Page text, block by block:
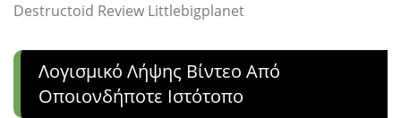
Destructoid Review Littlebigplanet
Λογισμικό Λήψης Βίντεο Από
Οποιονδήποτε Ιστότοπο